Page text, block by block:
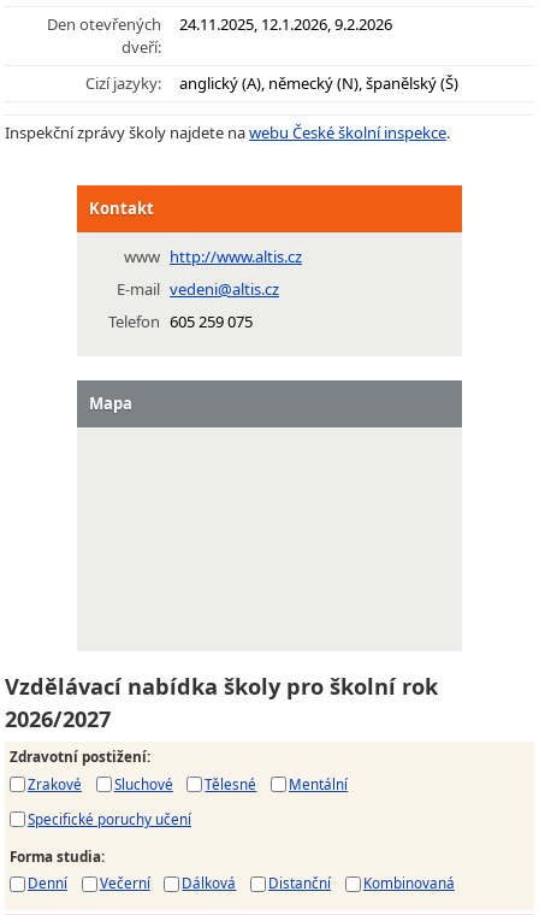
Den otevřených
dveří:
24.11.2025, 12.1.2026, 9.2.2026
Cizí jazyky: anglický (A), německý (N), španělský (Š)
Inspekční zprávy školy najdete nawebu České školní inspekce.
Kontakt
www http://www.altis.cz
E-mail vedeni@altis.cz
Telefon 605 259 075
Mapa
Vzdělávací nabídka školy pro školní rok
2026/2027
Zdravotní postižení:
Zrakové
Sluchové Tělesné
Mentální
Specifické poruchy učení
Forma studia:
Denní
Večerní Dálková Distanční Kombinovaná